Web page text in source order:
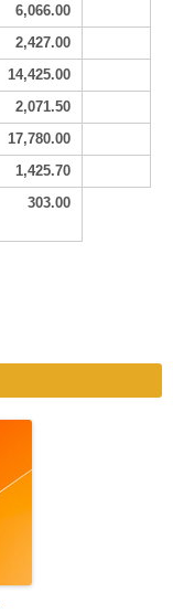
6,066.00
2,427.00
14,425.00
2,071.50
17,780.00
1,425.70
303.00